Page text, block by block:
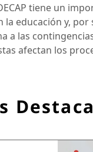
tiene un
la educación y, por
a las
afectan los